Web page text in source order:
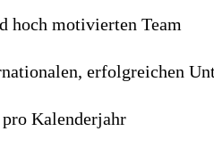
hoch motivierten Team
erfolgreichen
Kalenderjahr